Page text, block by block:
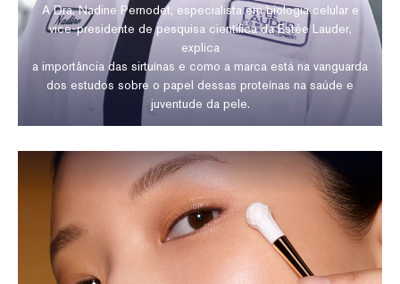
A Dra. Nadine Pernodet, especialista em biologia celular e
vice-presidente de pesquisa científica da Estée Lauder,
explica
a importância das sirtuínas e como a marca está na vanguarda
dos estudos sobre o papel dessas proteínas na saúde e
juventude da pele.